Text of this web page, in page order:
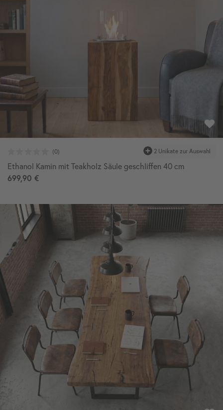
Ethanol Kamin mit Teakholz Säule geschliffen 40 cm
699,90 €